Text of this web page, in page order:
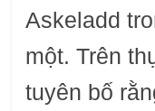
Askeladd
một. Trên
tuyên bố